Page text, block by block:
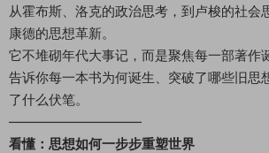
从霍布斯、洛克的政治思考，到卢梭的社会
康德的思想革新。
它不堆砌年代大事记，而是聚焦每一部著作
告诉你每一本书为何诞生、突破了哪些旧思
了什么伏笔。
——————————
看懂：思想如何一步步重塑世界